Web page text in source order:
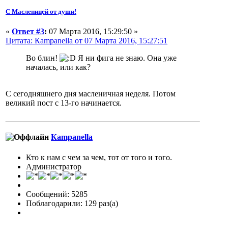
С Масленицей от души!
« Ответ #3: 07 Марта 2016, 15:29:50 »
Цитата: Кampanella от 07 Марта 2016, 15:27:51
Во блин!
Я ни фига не знаю. Она уже
началась, или как?
С сегодняшнего дня масленичная неделя. Потом
великий пост с 13-го начинается.
Кampanella
Кто к нам с чем за чем, тот от того и того.
Администратор
Сообщений: 5285
Поблагодарили: 129 раз(а)